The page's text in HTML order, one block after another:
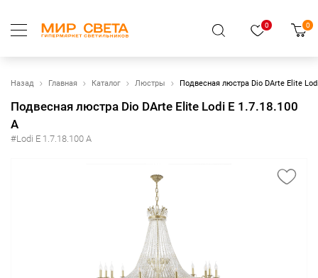
0 0
Назад Главная Каталог Люстры Подвесная люстра Dio DArte Elite
Подвесная люстра Dio DArte Elite Lodi E 1.7.18.100
A
#Lodi E 1.7.18.100 A